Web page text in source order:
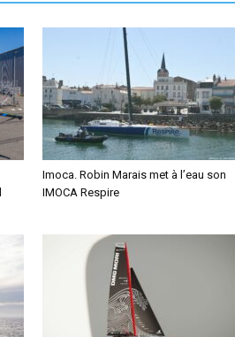
Imoca. Robin Marais met à l’eau son
IMOCA Respire